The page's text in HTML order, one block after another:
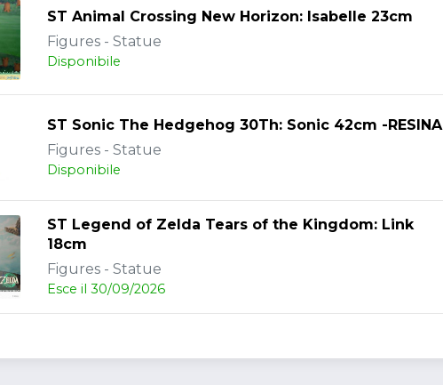
ST Animal Crossing New Horizon: Isabelle 23cm
Figures - Statue
Disponibile
ST Sonic The Hedgehog 30Th: Sonic 42cm -RESINA
Figures - Statue
Disponibile
ST Legend of Zelda Tears of the Kingdom: Link
18cm
Figures - Statue
Esce il 30/09/2026